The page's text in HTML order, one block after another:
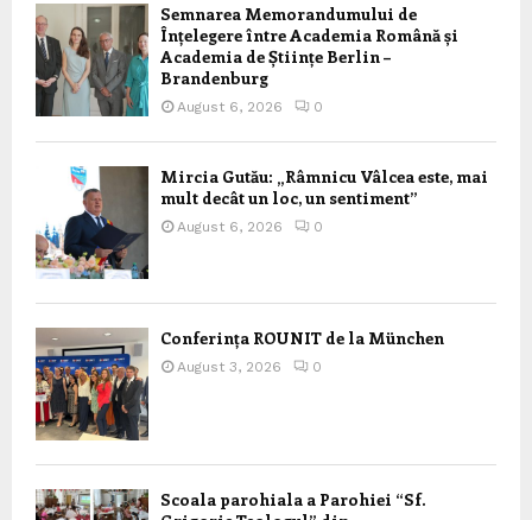
Semnarea Memorandumului de
Înțelegere între Academia Română și
Academia de Științe Berlin –
Brandenburg
August 6, 2026 0
Mircia Gutău: „Râmnicu Vâlcea este, mai
mult decât un loc, un sentiment”
August 6, 2026 0
Conferința ROUNIT de la München
August 3, 2026 0
Scoala parohiala a Parohiei “Sf.